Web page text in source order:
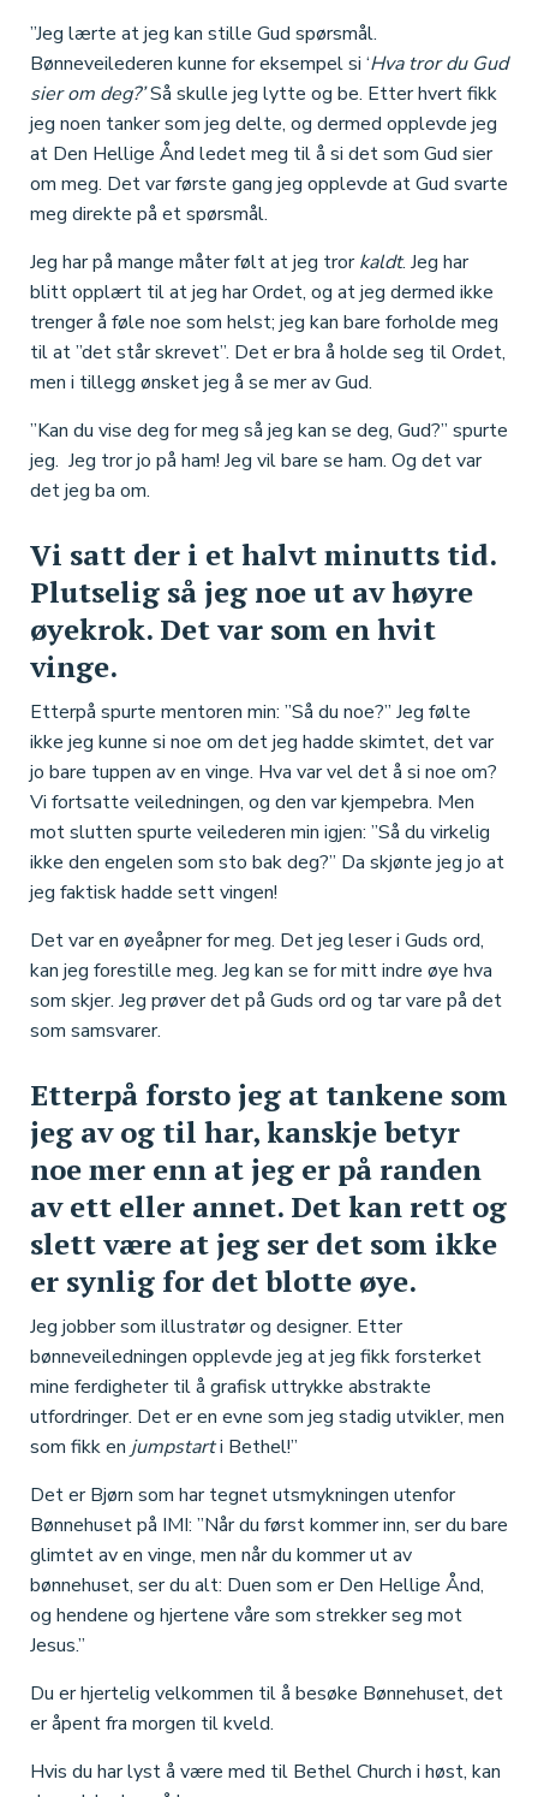
”Jeg lærte at jeg kan stille Gud spørsmål.
Bønneveilederen kunne for eksempel si ‘Hva tror du Gud
sier om deg?’Så skulle jeg lytte og be. Etter hvert fikk
jeg noen tanker som jeg delte, og dermed opplevde jeg
at Den Hellige Ånd ledet meg til å si det som Gud sier
om meg. Det var første gang jeg opplevde at Gud svarte
meg direkte på et spørsmål.
Jeg har på mange måter følt at jeg trorkaldt. Jeg har
blitt opplært til at jeg har Ordet, og at jeg dermed ikke
trenger å føle noe som helst; jeg kan bare forholde meg
til at ”det står skrevet”. Det er bra å holde seg til Ordet,
men i tillegg ønsket jeg å se mer av Gud.
”Kan du vise deg for meg så jeg kan se deg, Gud?” spurte
jeg. Jeg tror jo på ham! Jeg vil bare se ham. Og det var
det jeg ba om.
Vi satt der i et halvt minutts tid.
Plutselig så jeg noe ut av høyre
øyekrok. Det var som en hvit
vinge.
Etterpå spurte mentoren min: ”Så du noe?” Jeg følte
ikke jeg kunne si noe om det jeg hadde skimtet, det var
jo bare tuppen av en vinge. Hva var vel det å si noe om?
Vi fortsatte veiledningen, og den var kjempebra. Men
mot slutten spurte veilederen min igjen: ”Så du virkelig
ikke den engelen som sto bak deg?” Da skjønte jeg jo at
jeg faktisk hadde sett vingen!
Det var en øyeåpner for meg. Det jeg leser i Guds ord,
kan jeg forestille meg. Jeg kan se for mitt indre øye hva
som skjer. Jeg prøver det på Guds ord og tar vare på det
som samsvarer.
Etterpå forsto jeg at tankene som
jeg av og til har, kanskje betyr
noe mer enn at jeg er på randen
av ett eller annet. Det kan rett og
slett være at jeg ser det som ikke
er synlig for det blotte øye.
Jeg jobber som illustratør og designer. Etter
bønneveiledningen opplevde jeg at jeg fikk forsterket
mine ferdigheter til å grafisk uttrykke abstrakte
utfordringer. Det er en evne som jeg stadig utvikler, men
som fikk en jumpstarti Bethel!”
Det er Bjørn som har tegnet utsmykningen utenfor
Bønnehuset på IMI: ”Når du først kommer inn, ser du bare
glimtet av en vinge, men når du kommer ut av
bønnehuset, ser du alt: Duen som er Den Hellige Ånd,
og hendene og hjertene våre som strekker seg mot
Jesus.”
Du er hjertelig velkommen til å besøke Bønnehuset, det
er åpent fra morgen til kveld.
Hvis du har lyst å være med til Bethel Church i høst, kan